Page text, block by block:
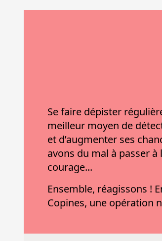
Se faire dépister
meilleur moyen de
et d’augmenter ses
avons du mal à passer à
courage...
Ensemble, réagissons !
Copines, une opération